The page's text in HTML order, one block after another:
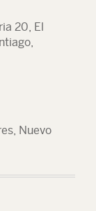
20, El
Nuevo